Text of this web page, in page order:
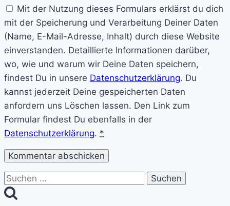
Mit der Nutzung dieses Formulars erklärst du dich
mit der Speicherung und Verarbeitung Deiner Daten
(Name, E-Mail-Adresse, Inhalt) durch diese Website
einverstanden. Detaillierte Informationen darüber,
wo, wie und warum wir Deine Daten speichern,
findest Du in unsere Datenschutzerklärung. Du
kannst jederzeit Deine gespeicherten Daten
anfordern uns Löschen lassen. Den Link zum
Formular findest Du ebenfalls in der
Datenschutzerklärung. *
Suchen
nach: